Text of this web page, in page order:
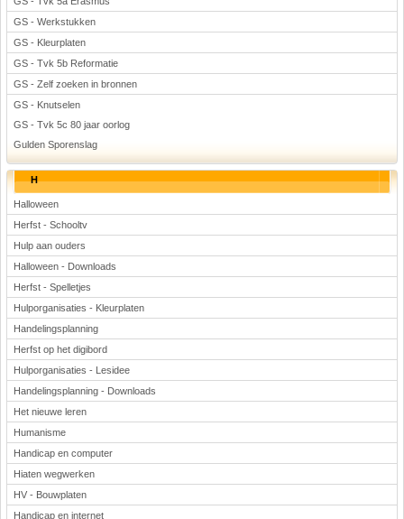
GS - Werkstukken
GS - Kleurplaten
GS - Tvk 5b Reformatie
GS - Zelf zoeken in bronnen
GS - Knutselen
GS - Tvk 5c 80 jaar oorlog
Gulden Sporenslag
H
Halloween
Herfst - Schooltv
Hulp aan ouders
Halloween - Downloads
Herfst - Spelletjes
Hulporganisaties - Kleurplaten
Handelingsplanning
Herfst op het digibord
Hulporganisaties - Lesidee
Handelingsplanning - Downloads
Het nieuwe leren
Humanisme
Handicap en computer
Hiaten wegwerken
HV - Bouwplaten
Handicap en internet